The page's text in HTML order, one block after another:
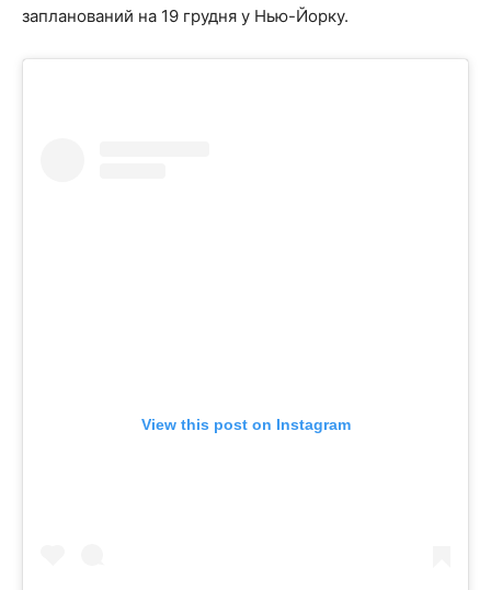
запланований на 19 грудня у Нью-Йорку.
View this post on Instagram